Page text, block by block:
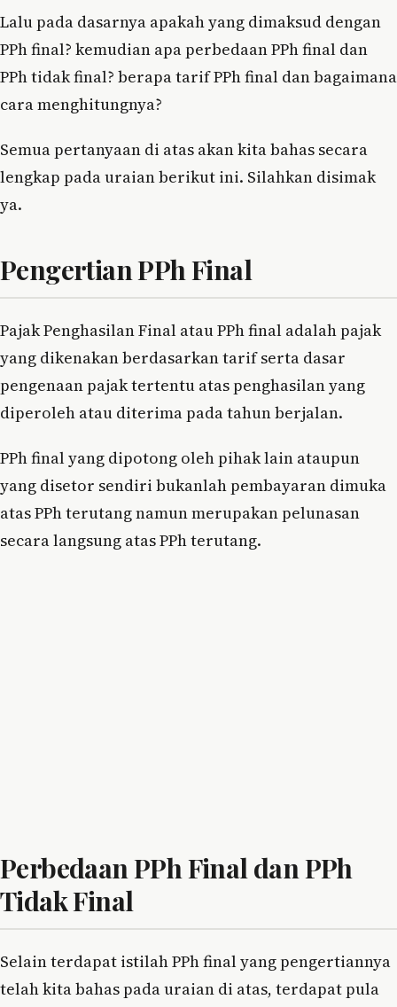
Lalu pada dasarnya apakah yang dimaksud dengan
PPh final? kemudian apa perbedaan PPh final dan
PPh tidak final? berapa tarif PPh final dan bagaimana
cara menghitungnya?
Semua pertanyaan di atas akan kita bahas secara
lengkap pada uraian berikut ini. Silahkan disimak
ya.
Pengertian PPh Final
Pajak Penghasilan Final atau PPh final adalah pajak
yang dikenakan berdasarkan tarif serta dasar
pengenaan pajak tertentu atas penghasilan yang
diperoleh atau diterima pada tahun berjalan.
PPh final yang dipotong oleh pihak lain ataupun
yang disetor sendiri bukanlah pembayaran dimuka
atas PPh terutang namun merupakan pelunasan
secara langsung atas PPh terutang.
Perbedaan PPh Final dan PPh
Tidak Final
Selain terdapat istilah PPh final yang pengertiannya
telah kita bahas pada uraian di atas, terdapat pula